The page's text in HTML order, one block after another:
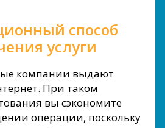
способ
услуги
компании выдают
При таком
вы сэкономите
операции, поскольку